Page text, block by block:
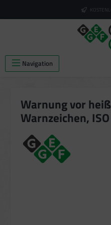
Navigation
Warnung vor
Warnzeichen,